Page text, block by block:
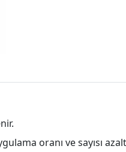
oranı ve sayısı